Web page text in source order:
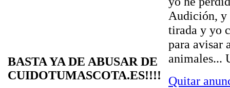
BASTA YA DE ABUSAR DE
CUIDOTUMASCOTA.ES!!!!
Audición, y
tirada y yo
para avisar
animales...
Quitar